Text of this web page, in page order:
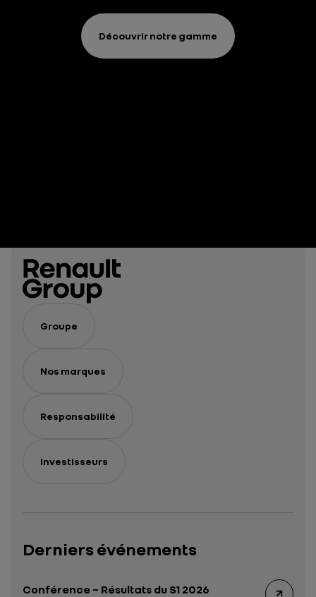
Découvrir notre gamme
Groupe
Nos marques
Responsabilité
Investisseurs
Derniers événements
Conférence – Résultats du S1 2026